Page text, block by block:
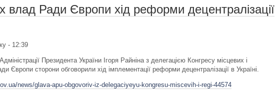
влад Ради Європи хід реформи децентралізації
- 12:39
Президента України Ігоря Райніна з делегацією Конгресу місцевих і
Європи сторони обговорили хід імплементації реформи децентралізації в Україні.
news/glava-apu-obgovoriv-iz-delegaciyeyu-kongresu-miscevih-i-regi-44574